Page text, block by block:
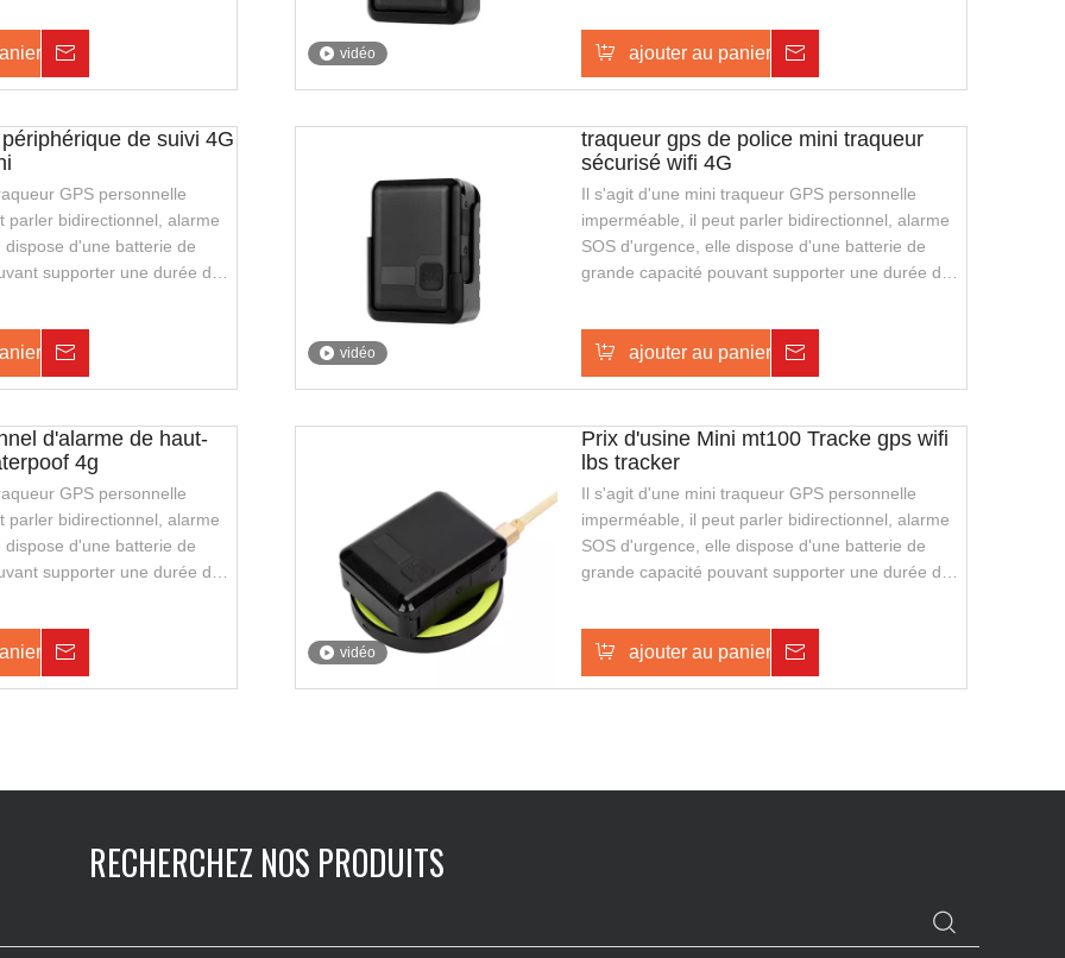
Il convient aux
à la police de la sécurité
vidéo
élégante et facile à transporter. Il convient aux
gardes de sécurité ou à la police de la sécurité
ajouter au panier
de suivi 4G
GPS personnelle
parler bidirectionnel, alarme
dispose d'une batterie de
supporter une durée de
Il convient aux
à la police de la sécurité
vidéo
traqueur gps de police mini traqueur
sécurisé wifi 4G
Il s'agit d'une mini traqueur GPS personnelle
imperméable, il peut parler bidirectionnel, alarme
SOS d'urgence, elle dispose d'une batterie de
grande capacité pouvant supporter une durée de
élégante et facile à transporter. Il convient aux
gardes de sécurité ou à la police de la sécurité
ajouter au panier
d'alarme de haut-
4g
GPS personnelle
parler bidirectionnel, alarme
dispose d'une batterie de
supporter une durée de
Il convient aux
à la police de la sécurité
vidéo
Prix ​​d'usine Mini mt100 Tracke gps wifi
lbs tracker
Il s'agit d'une mini traqueur GPS personnelle
imperméable, il peut parler bidirectionnel, alarme
SOS d'urgence, elle dispose d'une batterie de
grande capacité pouvant supporter une durée de
élégante et facile à transporter. Il convient aux
gardes de sécurité ou à la police de la sécurité
ajouter au panier
RECHERCHEZ NOS PRODUITS